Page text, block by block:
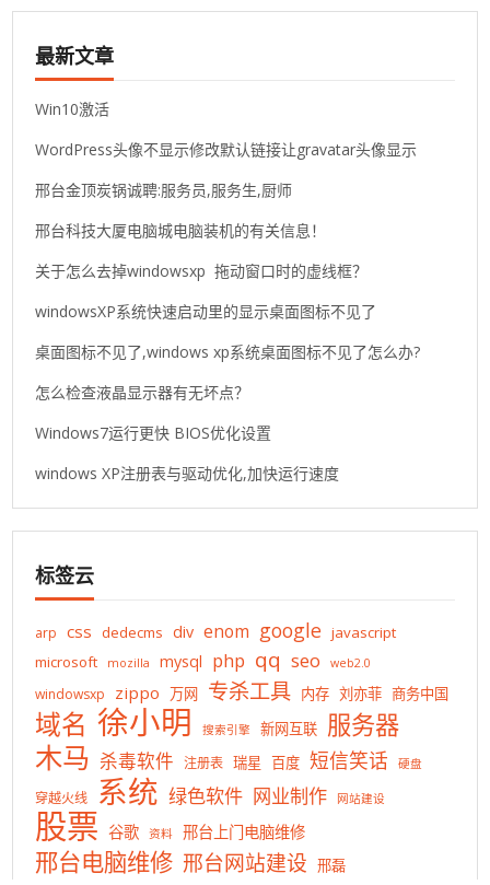
最新文章
Win10激活
WordPress头像不显示修改默认链接让gravatar头像显示
邢台金顶炭锅诚聘:服务员,服务生,厨师
邢台科技大厦电脑城电脑装机的有关信息！
关于怎么去掉windowsxp 拖动窗口时的虚线框？
windowsXP系统快速启动里的显示桌面图标不见了
桌面图标不见了,windows xp系统桌面图标不见了怎么办?
怎么检查液晶显示器有无坏点？
Windows7运行更快 BIOS优化设置
windows XP注册表与驱动优化,加快运行速度
标签云
arp css dedecms div enom google javascript
microsoft
mozilla mysql php qq seo web2.0
windowsxp zippo 万网 专杀工具 内存 刘亦菲 商务中国
域名 徐小明 搜索引擎 新网互联 服务器
木马 杀毒软件 注册表 瑞星 百度 短信笑话 硬盘
穿越火线 系统 绿色软件 网业制作 网站建设
股票 谷歌 资料 邢台上门电脑维修
邢台电脑维修 邢台网站建设 邢磊